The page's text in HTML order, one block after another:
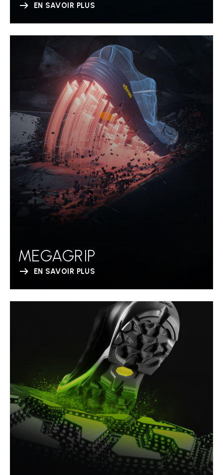
EN SAVOIR PLUS
MEGAGRIP
EN SAVOIR PLUS